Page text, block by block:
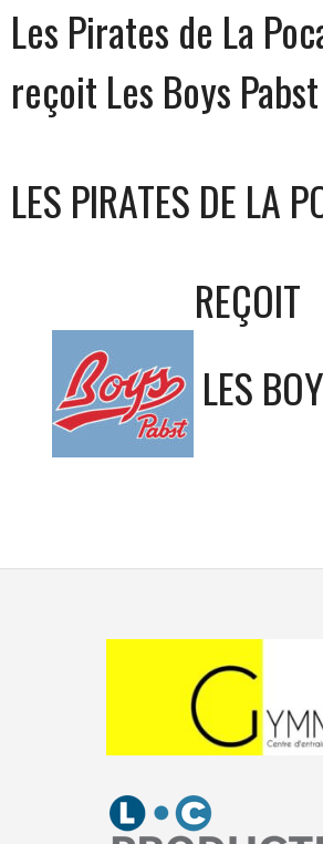
Les Pirates de La
reçoit Les Boys Pabst
LES PIRATES DE LA
REÇOIT
LES